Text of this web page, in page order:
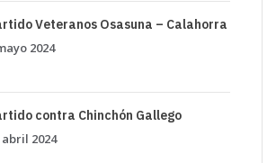
Veteranos Osasuna – Calahorra
2024
contra Chinchón Gallego
abril 2024